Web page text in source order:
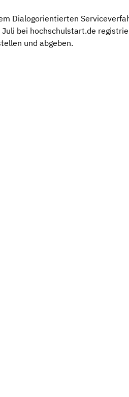
Dialogorientierten
bei hochschulstart.de
und abgeben.